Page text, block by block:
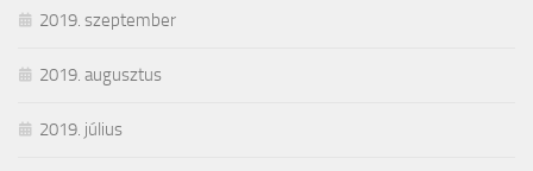
2019. szeptember
2019. augusztus
2019. július